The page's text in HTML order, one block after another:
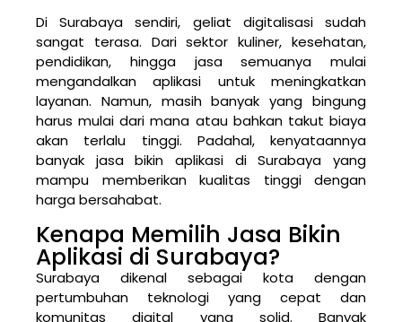
Di Surabaya sendiri, geliat digitalisasi sudah
sangat terasa. Dari sektor kuliner, kesehatan,
pendidikan, hingga jasa semuanya mulai
mengandalkan aplikasi untuk meningkatkan
layanan. Namun, masih banyak yang bingung
harus mulai dari mana atau bahkan takut biaya
akan terlalu tinggi. Padahal, kenyataannya
banyak jasa bikin aplikasi di Surabaya yang
mampu memberikan kualitas tinggi dengan
harga bersahabat.
Kenapa Memilih Jasa Bikin
Aplikasi di Surabaya?
Surabaya dikenal sebagai kota dengan
pertumbuhan teknologi yang cepat dan
komunitas digital yang solid. Banyak